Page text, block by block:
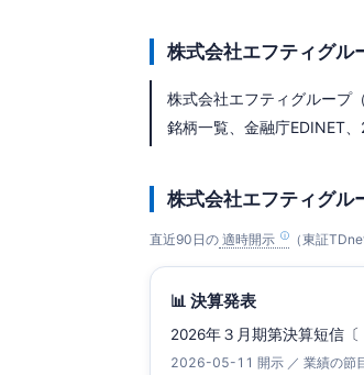
株式会社エフティグル
株式会社エフティグループ
銘柄一覧、金融庁EDINET
株式会社エフティグル
直近90日の 適時開示 （東証
📊 決算発表
2026年３月期第決算短信〔
2026-05-11 開示 ／ 業績の節